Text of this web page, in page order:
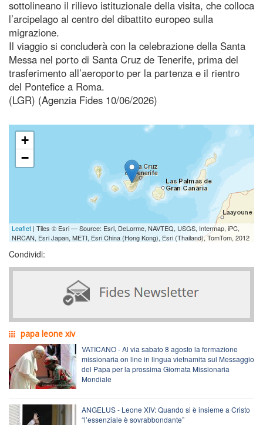
sottolineano il rilievo istituzionale della visita, che colloca
l’arcipelago al centro del dibattito europeo sulla
migrazione.
Il viaggio si concluderà con la celebrazione della Santa
Messa nel porto di Santa Cruz de Tenerife, prima del
trasferimento all’aeroporto per la partenza e il rientro
del Pontefice a Roma.
(LGR) (Agenzia Fides 10/06/2026)
+
−
Leaflet | Tiles © Esri — Source: Esri, DeLorme, NAVTEQ, USGS, Intermap, iPC,
NRCAN, Esri Japan, METI, Esri China (Hong Kong), Esri (Thailand), TomTom, 2012
Condividi:
papa leone xiv
VATICANO - Al via sabato 8 agosto la formazione
missionaria on line in lingua vietnamita sul Messaggio
del Papa per la prossima Giornata Missionaria
Mondiale
ANGELUS - Leone XIV: Quando si è insieme a Cristo
“l’essenziale è sovrabbondante”